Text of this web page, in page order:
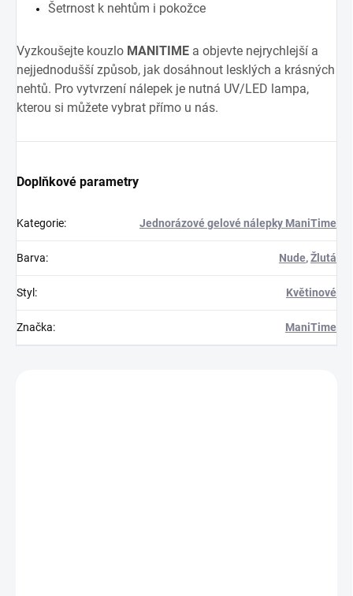
Šetrnost k nehtům i pokožce
Vyzkoušejte kouzlo MANITIME a objevte nejrychlejší a
nejjednodušší způsob, jak dosáhnout lesklých a krásných
nehtů. Pro vytvrzení nálepek je nutná UV/LED lampa,
kterou si můžete vybrat přímo u nás.
Doplňkové parametry
Kategorie: Jednorázové gelové nálepky ManiTime
Barva: Nude,Žlutá
Styl : Květinové
Značka: ManiTime